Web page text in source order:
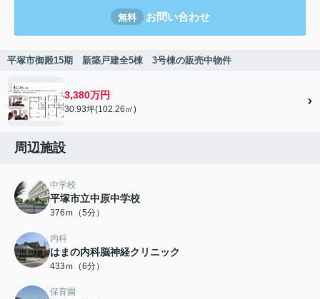
無料 お問い合わせ
平塚市御殿15期 新築戸建全5棟 3号棟の販売中物件
3,380万円
30.93坪(102.26㎡)
周辺施設
中学校
平塚市立中原中学校
376ｍ（5分）
内科
はまの内科脳神経クリニック
433ｍ（6分）
保育園